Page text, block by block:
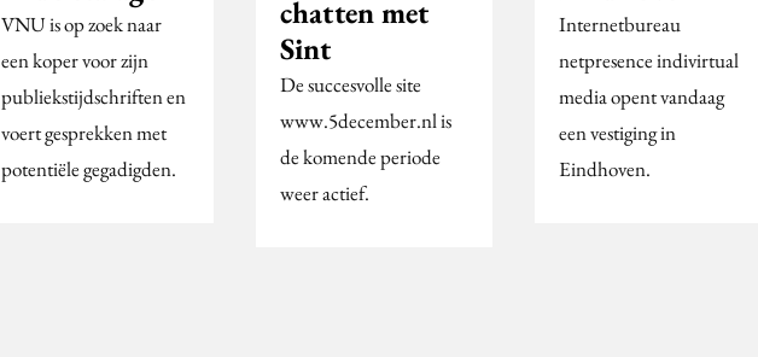
VNU is op zoek naar
een koper voor zijn
publiekstijdschriften en
voert gesprekken met
potentiële gegadigden.
chatten met
Sint
De succesvolle site
www.5december.nl is
de komende periode
weer actief.
Internetbureau
netpresence indivirtual
media opent vandaag
een vestiging in
Eindhoven.